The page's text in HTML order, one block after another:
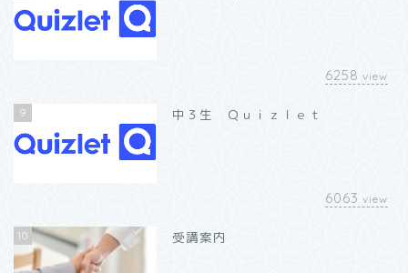
6258 view
9 中３生 Ｑｕｉｚｌｅｔ
6063 view
10 受講案内